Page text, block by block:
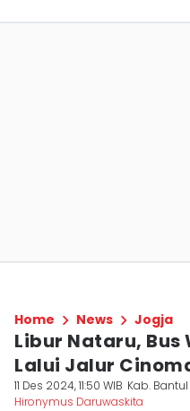
Home News Jogja
Libur Nataru,
Lalui Jalur
11 Des 2024, 11:50 WIB Kab. Bantul
Hironymus Daruwaskita